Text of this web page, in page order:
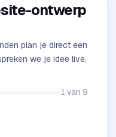
ontwerp
plan je direct een
we je idee live.
1 van 9